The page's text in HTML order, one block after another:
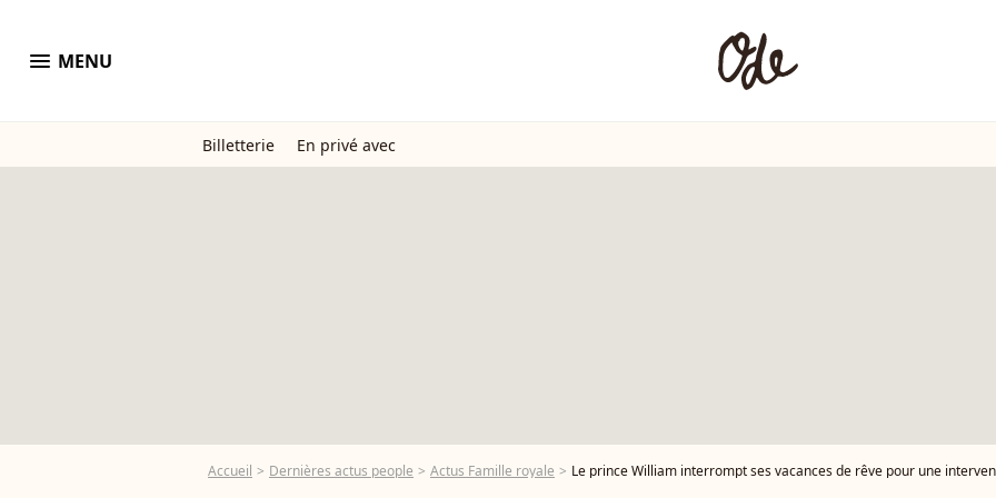
menu MENU
Billetterie En privé avec
Accueil Dernières actus people Actus Famille royale Le prince William interrompt ses vacances de rêve pour une